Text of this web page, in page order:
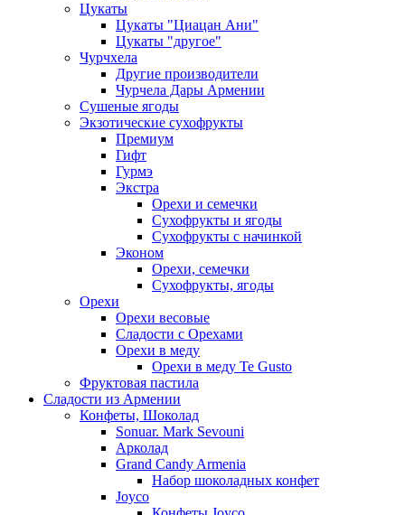
Цукаты
Цукаты "Циацан Ани"
Цукаты "другое"
Чурчхела
Другие производители
Чурчела Дары Армении
Сушеные ягоды
Экзотические сухофрукты
Премиум
Гифт
Гурмэ
Экстра
Орехи и семечки
Сухофрукты и ягоды
Сухофрукты с начинкой
Эконом
Орехи, семечки
Сухофрукты, ягоды
Орехи
Орехи весовые
Сладости с Орехами
Орехи в меду
Орехи в меду Te Gusto
Фруктовая пастила
Сладости из Армении
Конфеты, Шоколад
Sonuar. Mark Sevouni
Арколад
Grand Candy Armenia
Набор шоколадных конфет
Joyco